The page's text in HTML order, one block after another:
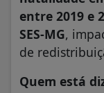
entre 2019 e
SES-MG,
de
Quem está